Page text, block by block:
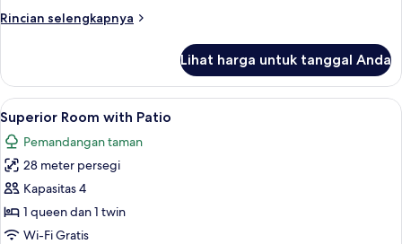
return
Rincian selengkapnya
Rincian
Kamar
Quadruple
Deluks
(free
return
airport
transfer)
Lihat harga untuk tanggal Anda
Lihat
semua
foto
untuk
Superior
Room
with
Superior Room with Patio | Seprai
4
Superior Room with Patio
Pemandangan taman
28 meter persegi
Kapasitas 4
1 queen dan 1 twin
Wi-Fi Gratis